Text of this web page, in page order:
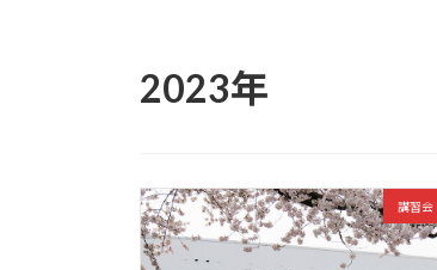
2023年
講習会